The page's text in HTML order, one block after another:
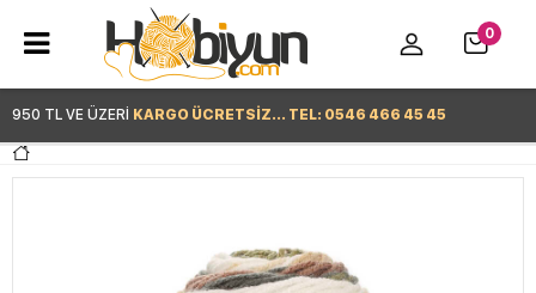
950 TL VE ÜZERİ KARGO ÜCRETSİZ... TEL: 0546 466 45 45
0